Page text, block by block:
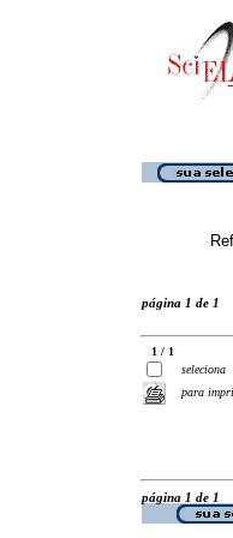
página 1 de 1
1 / 1
seleciona
para
página 1 de 1